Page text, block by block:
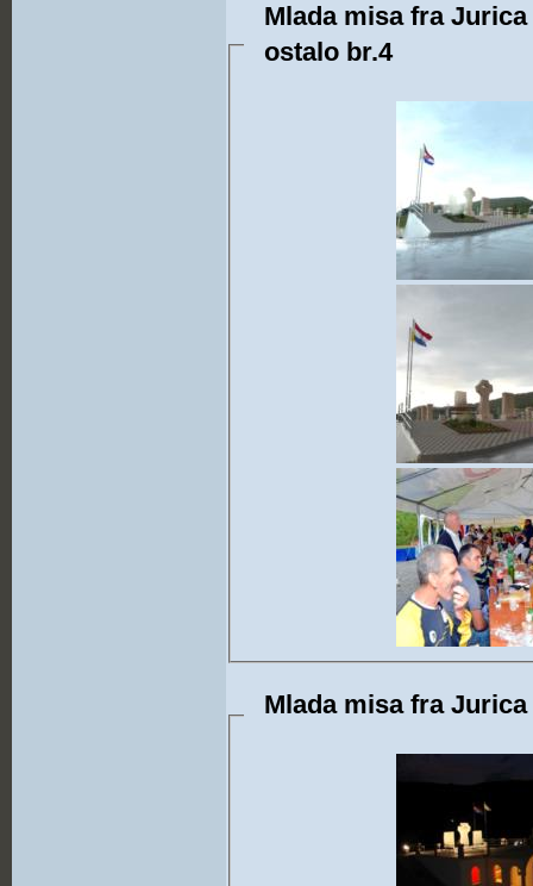
Mlada misa fra
ostalo br.4
Mlada misa fra